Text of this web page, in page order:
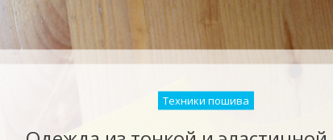
Техники пошива